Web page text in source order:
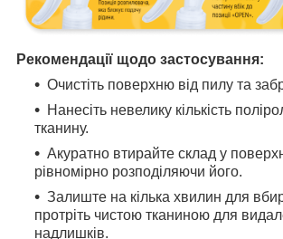
Рекомендації щодо застосування:
Очистіть поверхню від пилу та
Нанесіть невелику кількість
тканину.
Акуратно втирайте склад у
рівномірно розподіляючи його.
Залиште на кілька хвилин для
протріть чистою тканиною для
надлишків.